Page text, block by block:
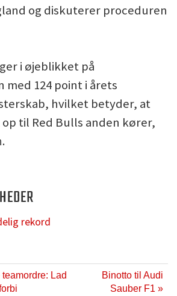
og diskuterer proceduren
i øjeblikket på
med 124 point i årets
hvilket betyder, at
til Red Bulls anden kører,
rekord
Lad
Binotto til Audi
Sauber F1 »